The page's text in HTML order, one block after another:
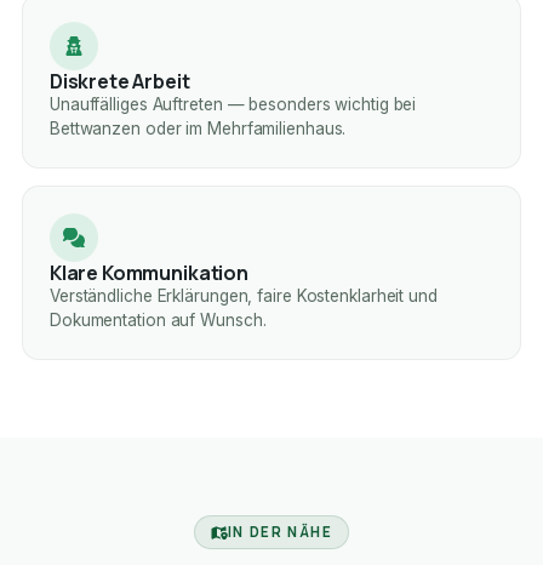
Diskrete Arbeit
Unauffälliges Auftreten — besonders wichtig bei
Bettwanzen oder im Mehrfamilienhaus.
Klare Kommunikation
Verständliche Erklärungen, faire Kostenklarheit und
Dokumentation auf Wunsch.
IN DER NÄHE